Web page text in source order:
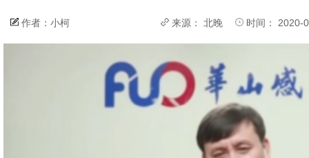
作者：小柯 来源： 北晚 时间：